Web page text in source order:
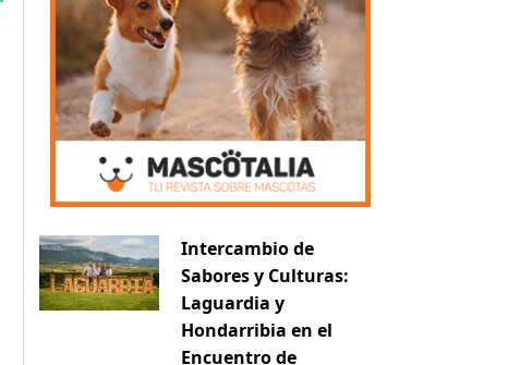
Intercambio de
Sabores y Culturas:
Laguardia y
Hondarribia en el
Encuentro de